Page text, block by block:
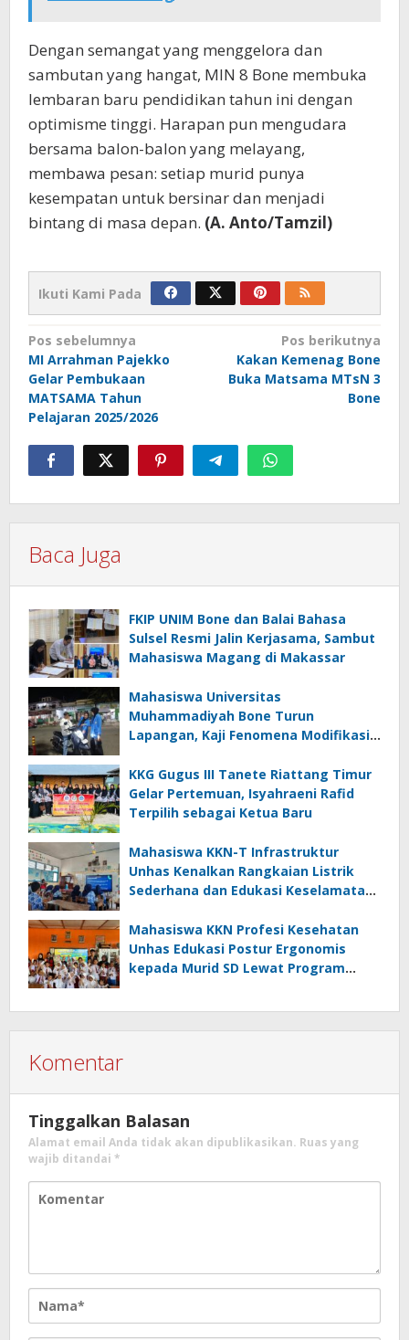
Dengan semangat yang menggelora dan
sambutan yang hangat, MIN 8 Bone membuka
lembaran baru pendidikan tahun ini dengan
optimisme tinggi. Harapan pun mengudara
bersama balon-balon yang melayang,
membawa pesan: setiap murid punya
kesempatan untuk bersinar dan menjadi
bintang di masa depan. (A. Anto/Tamzil)
Ikuti Kami Pada
Navigasi
pos
Pos sebelumnya
MI Arrahman Pajekko
Gelar Pembukaan
MATSAMA Tahun
Pelajaran 2025/2026
Pos berikutnya
Kakan Kemenag Bone
Buka Matsama MTsN 3
Bone
Baca Juga
FKIP UNIM Bone dan Balai Bahasa
Sulsel Resmi Jalin Kerjasama, Sambut
Mahasiswa Magang di Makassar
Mahasiswa Universitas
Muhammadiyah Bone Turun
Lapangan, Kaji Fenomena Modifikasi
FOTOFOBIA
KKG Gugus III Tanete Riattang Timur
Gelar Pertemuan, Isyahraeni Rafid
Terpilih sebagai Ketua Baru
Mahasiswa KKN-T Infrastruktur
Unhas Kenalkan Rangkaian Listrik
Sederhana dan Edukasi Keselamatan
Langkeang
Mahasiswa KKN Profesi Kesehatan
Unhas Edukasi Postur Ergonomis
kepada Murid SD Lewat Program
Komentar
Tinggalkan Balasan
Alamat email Anda tidak akan dipublikasikan. Ruas yang
wajib ditandai *